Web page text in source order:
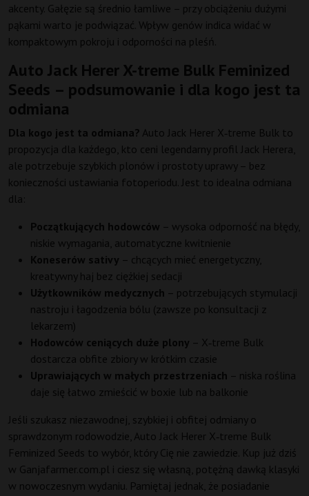
akcenty. Gałęzie są średnio łamliwe – przy obciążeniu dużymi
pąkami warto je podwiązać. Wpływ genów indica widać w
kompaktowym pokroju i odporności na pleśń.
Auto Jack Herer X-treme Bulk Feminized
Seeds – podsumowanie i dla kogo jest ta
odmiana
Dla kogo jest ta odmiana? Auto Jack Herer X‑treme Bulk to
propozycja dla każdego, kto ceni legendarny profil Jack Herera,
ale potrzebuje szybkich plonów i prostoty uprawy – bez
konieczności ustawiania fotoperiodu. Jest to idealna odmiana
dla:
Początkujących hodowców – wysoka odporność na błędy,
niskie wymagania, automatyczne kwitnienie
Koneserów sativy – chcących mieć energetyczny,
kreatywny haj bez ciężkiej sedacji
Użytkowników medycznych – potrzebujących stymulacji
nastroju i łagodzenia bólu (zawsze po konsultacji z
lekarzem)
Hodowców ceniących duże plony – X‑treme Bulk
dostarcza obfite zbiory w krótkim czasie
Uprawiających w małych przestrzeniach – niska roślina
daje się łatwo zmieścić w boxie lub na balkonie
Jeśli szukasz niezawodnej, szybkiej i obfitej odmiany o
sprawdzonym rodowodzie, Auto Jack Herer X‑treme Bulk
Feminized Seeds to wybór, który Cię nie zawiedzie. Kup już dziś
w Ganjafarmer.com.pl i ciesz się własną, potężną dawką klasyki
w nowoczesnym wydaniu. Pamiętaj jednak, że posiadanie